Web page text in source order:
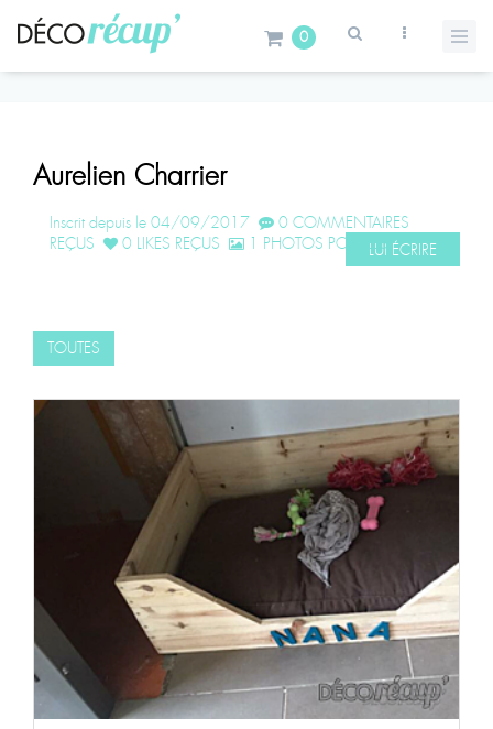
0
Aurelien Charrier
Inscrit depuis le 04/09/2017
0 COMMENTAIRES
REÇUS
0 LIKES REÇUS 1 PHOTOS POSTÉESLUI ÉCRIRE
TOUTES